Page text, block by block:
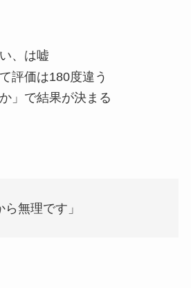
、は嘘
評価は180度違う
」で結果が決まる
ら無理です」